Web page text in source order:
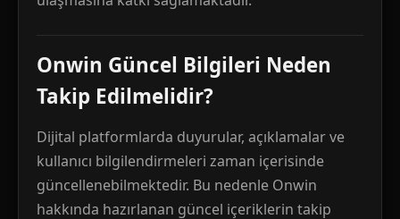
Onwin Güncel Bilgileri Neden
Takip Edilmelidir?
Dijital platformlarda duyurular, açıklamalar ve
kullanıcı bilgilendirmeleri zaman içerisinde
güncellenebilmektedir. Bu nedenle Onwin
hakkında hazırlanan güncel içeriklerin takip